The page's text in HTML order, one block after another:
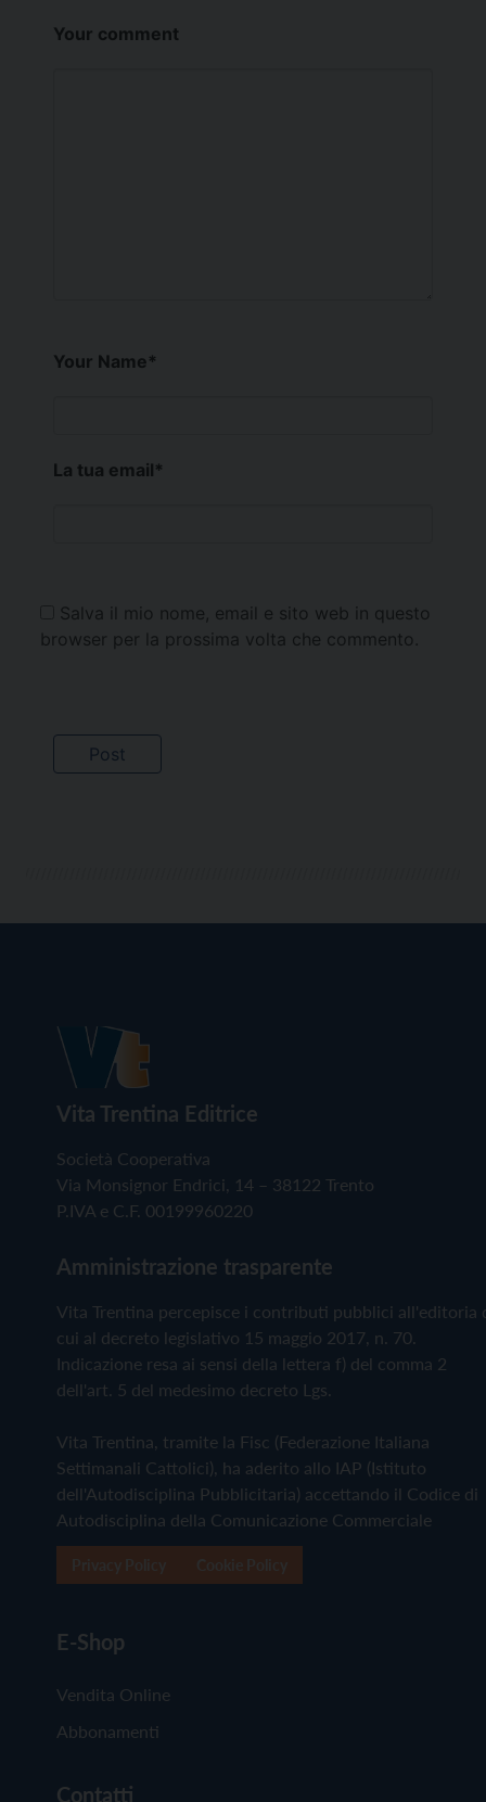
Your comment
Your Name*
La tua email*
Salva il mio nome, email e sito web in questo
browser per la prossima volta che commento.
Vita Trentina Editrice
Società Cooperativa
Via Monsignor Endrici, 14 – 38122 Trento
P.IVA e C.F. 00199960220
Amministrazione trasparente
Vita Trentina percepisce i contributi pubblici all'editoria
cui al decreto legislativo 15 maggio 2017, n. 70.
Indicazione resa ai sensi della lettera f) del comma 2
dell'art. 5 del medesimo decreto Lgs.
Vita Trentina, tramite la Fisc (Federazione Italiana
Settimanali Cattolici), ha aderito allo IAP (Istituto
dell'Autodisciplina Pubblicitaria) accettando il Codice di
Autodisciplina della Comunicazione Commerciale
E-Shop
Vendita Online
Abbonamenti
Contatti